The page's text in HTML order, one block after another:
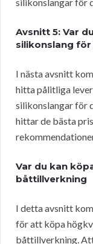
Avsnitt 5: Var
silikonslang
I nästa avsnitt
hitta pålitliga
silikonslangar för
hittar de bästa
Var du kan
båttillverkning
I detta avsnitt
för att köpa
båttillverkning.